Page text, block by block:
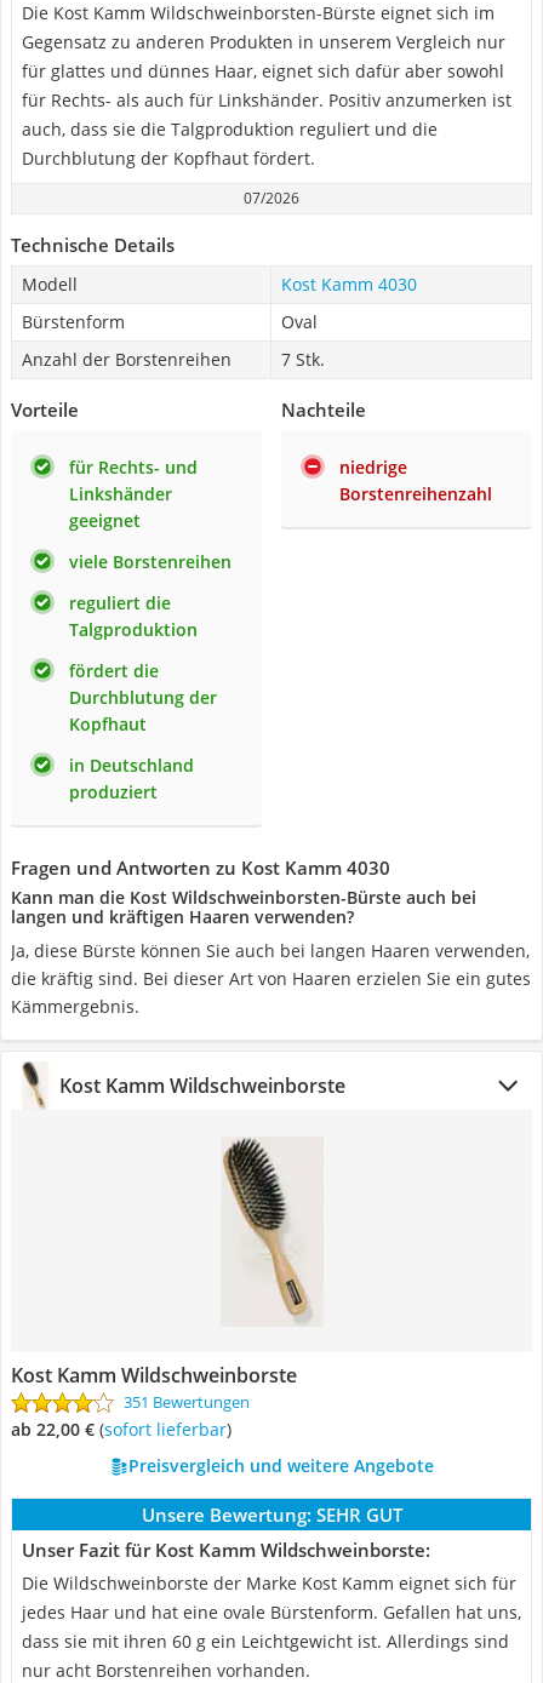
Die Kost Kamm Wildschweinborsten-Bürste eignet sich im
Gegensatz zu anderen Produkten in unserem Vergleich nur
für glattes und dünnes Haar, eignet sich dafür aber sowohl
für Rechts- als auch für Linkshänder. Positiv anzumerken ist
auch, dass sie die Talgproduktion reguliert und die
Durchblutung der Kopfhaut fördert.
07/2026
Technische Details
Modell
Kost Kamm 4030
Bürstenform
Oval
Anzahl der Borstenreihen
7 Stk.
Vorteile
für Rechts- und
Linkshänder
geeignet
viele Borstenreihen
reguliert die
Talgproduktion
fördert die
Durchblutung der
Kopfhaut
in Deutschland
produziert
Nachteile
niedrige
Borstenreihenzahl
Fragen und Antworten zu Kost Kamm 4030
Kann man die Kost Wildschweinborsten-Bürste auch bei
langen und kräftigen Haaren verwenden?
Ja, diese Bürste können Sie auch bei langen Haaren verwenden,
die kräftig sind. Bei dieser Art von Haaren erzielen Sie ein gutes
Kämmergebnis.
Kost Kamm Wildschweinborste
Kost Kamm Wildschweinborste
351 Bewertungen
ab 22,00 € ( Sofort lieferbar)
Preisvergleich und weitere Angebote
Unsere Bewertung: SEHR GUT
Unser Fazit für Kost Kamm Wildschweinborste:
Die Wildschweinborste der Marke Kost Kamm eignet sich für
jedes Haar und hat eine ovale Bürstenform. Gefallen hat uns,
dass sie mit ihren 60 g ein Leichtgewicht ist. Allerdings sind
nur acht Borstenreihen vorhanden.